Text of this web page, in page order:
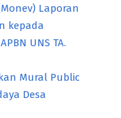
Laporan
kepada
UNS TA.
Mural Public
Desa